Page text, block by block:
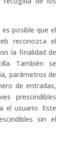
posible que el
reconozca el
la finalidad de
También se
parámetros de
de entradas,
prescindibles
el usuario. Este
sin el